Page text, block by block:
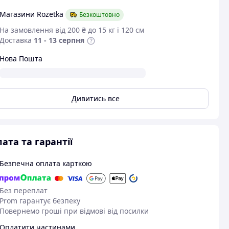
Магазини Rozetka
Безкоштовно
На замовлення від 200 ₴ до 15 кг і 120 см
Доставка 11 - 13 серпня
Нова Пошта
Дивитись все
та гарантії
Безпечна оплата карткою
Без переплат
Prom гарантує безпеку
Повернемо гроші при відмові від посилки
06.03.2026
Богдан Х.
Придбано на Prom.ua